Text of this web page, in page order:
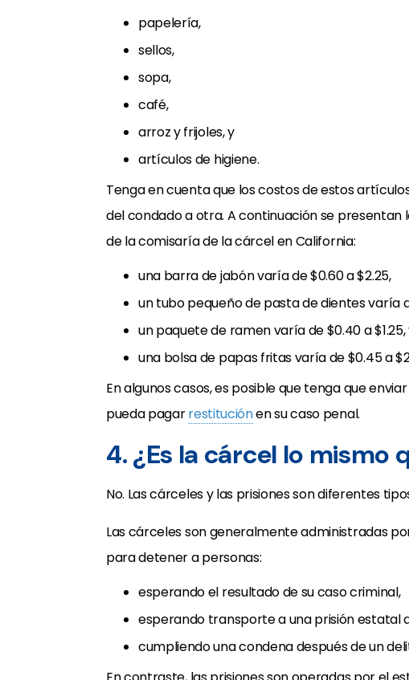
papelería,
sellos,
sopa,
café,
arroz y frijoles, y
artículos de higiene.
Tenga en cuenta que los costos de estos
del condado a otra. A continuación se
de la comisaría de la cárcel en California:
una barra de jabón varía de $0.60 a $2.25,
un tubo pequeño de pasta de dientes varía
un paquete de ramen varía de $0.40 a $1.25,
una bolsa de papas fritas varía de $0.45 a
En algunos casos, es posible que tenga que
pueda pagarrestituciónen su caso penal.
4. ¿Es la cárcel lo mismo
No. Las cárceles y las prisiones son diferentes
Las cárceles son generalmente administradas
para detener a personas:
esperando el resultado de su caso criminal,
esperando transporte a una prisión estatal
cumpliendo una condena después de un